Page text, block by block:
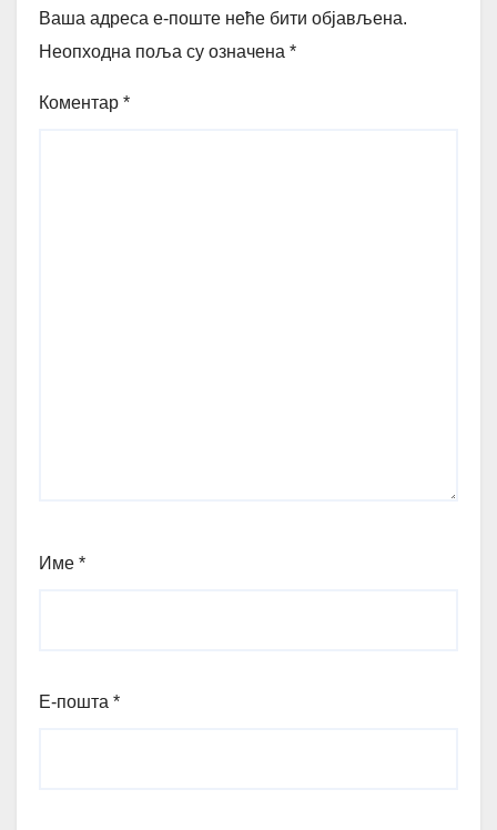
Ваша адреса е-поште неће бити објављена.
Неопходна поља су означена *
Коментар *
Име *
Е-пошта *